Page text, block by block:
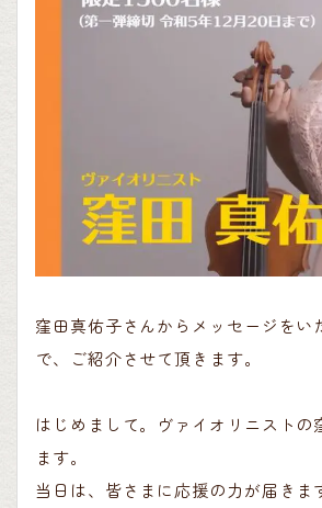
窪田真佑子さんからメッセージをい
で、ご紹介させて頂きます。
はじめまして。ヴァイオリニストの
ます。
当日は、皆さまに応援の力が届きま